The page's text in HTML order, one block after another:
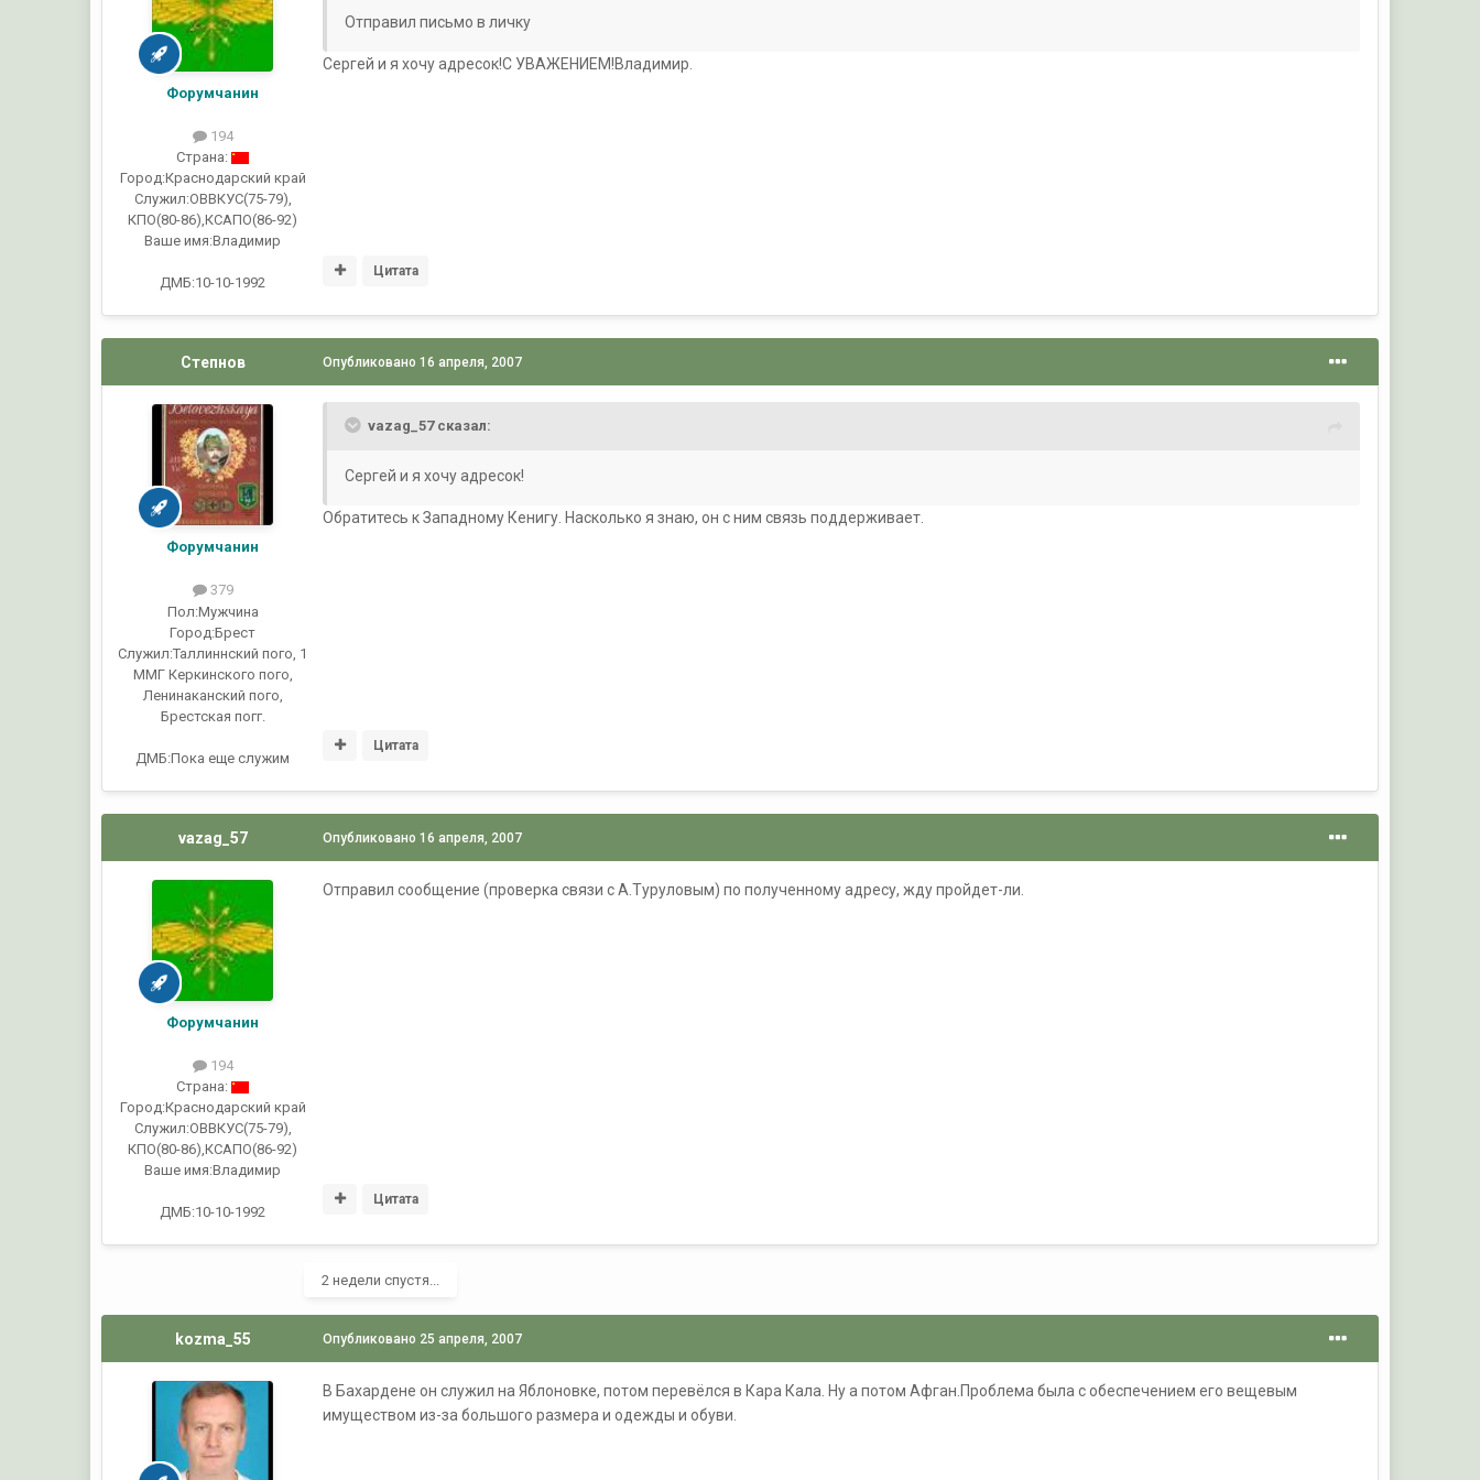
Форумчанин
194
Страна:
Город:Краснодарский край
Служил:ОВВКУС(75-79),
КПО(80-86),КСАПО(86-92)
Ваше имя:Владимир
ДМБ:10-10-1992
Отправил письмо в личку
Сергей и я хочу адресок!С УВАЖЕНИЕМ!Владимир.
Цитата
Степнов
Форумчанин
379
Пол:Мужчина
Город:Брест
Служил:Таллиннский пого, 1
ММГ Керкинского пого,
Ленинаканский пого,
Брестская погг.
ДМБ:Пока еще служим
Опубликовано16 апреля, 2007
vazag_57 сказал:
Сергей и я хочу адресок!
Обратитесь к Западному Кенигу. Насколько я знаю, он с ним связь поддерживает.
Цитата
vazag_57
Форумчанин
194
Страна:
Город:Краснодарский край
Служил:ОВВКУС(75-79),
КПО(80-86),КСАПО(86-92)
Ваше имя:Владимир
ДМБ:10-10-1992
Опубликовано16 апреля, 2007
Отправил сообщение (проверка связи с А.Туруловым) по полученному адресу, жду пройдет-ли.
Цитата
2 недели спустя...
kozma_55 Опубликовано 25 апреля, 2007
В Бахардене он служил на Яблоновке, потом перевёлся в Кара Кала. Ну а потом Афган.Проблема была с обеспечением его вещевым
имуществом из-за большого размера и одежды и обуви.